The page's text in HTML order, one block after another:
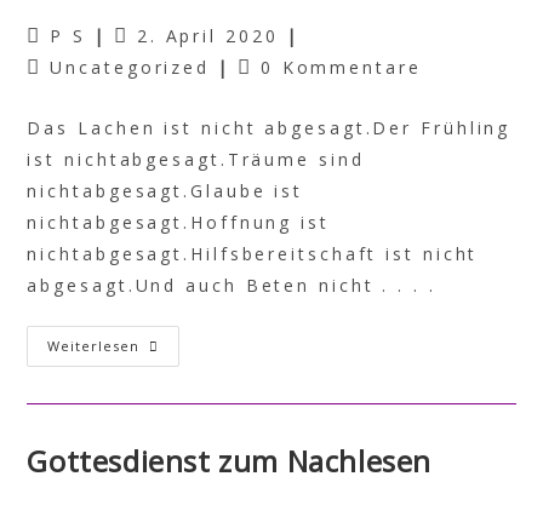
P S
2. April 2020
Uncategorized
0 Kommentare
Das Lachen ist nicht abgesagt.Der Frühling
ist nichtabgesagt.Träume sind
nichtabgesagt.Glaube ist
nichtabgesagt.Hoffnung ist
nichtabgesagt.Hilfsbereitschaft ist nicht
abgesagt.Und auch Beten nicht . . . .
Weiterlesen
Gottesdienst zum Nachlesen